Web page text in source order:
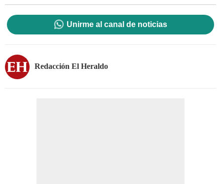
Unirme al canal de noticias
Redacción El Heraldo